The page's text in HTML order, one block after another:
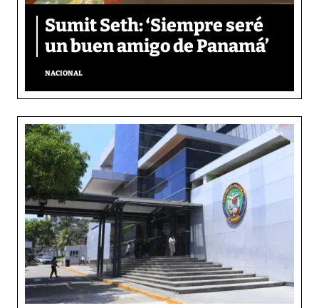
Sumit Seth: ‘Siempre seré
un buen amigo de Panamá’
NACIONAL